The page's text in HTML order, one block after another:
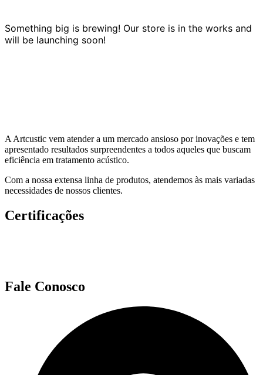
Something big is brewing! Our store is in the works and
will be launching soon!
A Artcustic vem atender a um mercado ansioso por inovações e tem
apresentado resultados surpreendentes a todos aqueles que buscam
eficiência em tratamento acústico.
Com a nossa extensa linha de produtos, atendemos às mais variadas
necessidades de nossos clientes.
Certificações
Fale Conosco